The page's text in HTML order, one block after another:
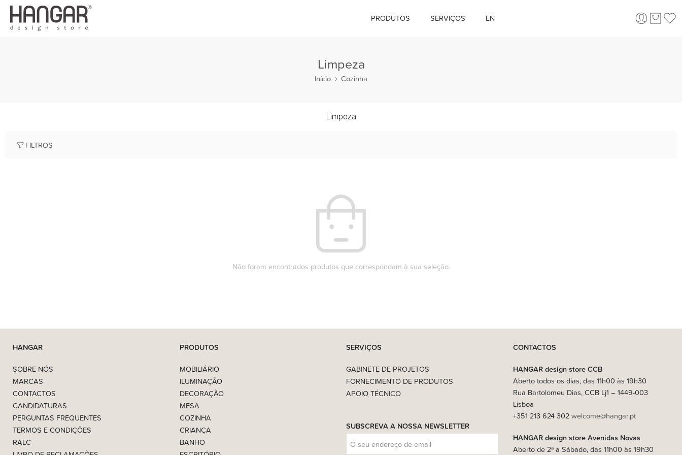
PRODUTOS SERVIÇOS EN
Limpeza
Início Cozinha
Limpeza
FILTROS
Não foram encontrados produtos que correspondam à sua seleção.
HANGAR
SOBRE NÓS
MARCAS
CONTACTOS
CANDIDATURAS
PERGUNTAS FREQUENTES
TERMOS E CONDIÇÕES
RALC
PRODUTOS
MOBILIÁRIO
ILUMINAÇÃO
DECORAÇÃO
MESA
COZINHA
CRIANÇA
BANHO
SERVIÇOS
GABINETE DE PROJETOS
FORNECIMENTO DE PRODUTOS
APOIO TÉCNICO
SUBSCREVA A NOSSA NEWSLETTER
CONTACTOS
HANGAR design store CCB
Aberto todos os dias, das 11h00 às 19h30
Rua Bartolomeu Dias, CCB Lj1 – 1449-003
Lisboa
+351 213 624 302welcome@hangar.pt
HANGAR design store Avenidas Novas
Aberto de 2ª a Sábado, das 11h00 às 19h30